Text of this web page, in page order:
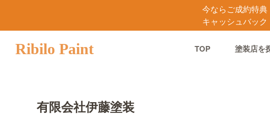
今ならご成約特典
キャッシュバック
Ribilo Paint TOP 塗装店を
有限会社伊藤塗装